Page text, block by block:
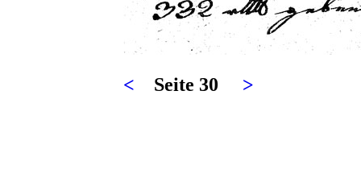
< Seite 30 >